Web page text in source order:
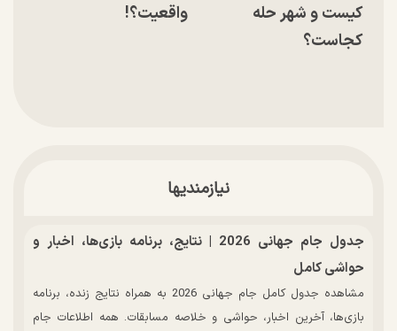
کیست و شهر حله
کجاست؟
واقعیت؟!
نیازمندیها
جدول جام جهانی 2026 | نتایج، برنامه بازی‌ها، اخبار و
حواشی کامل
مشاهده جدول کامل جام جهانی 2026 به همراه نتایج زنده، برنامه
بازی‌ها، آخرین اخبار، حواشی و خلاصه مسابقات. همه اطلاعات جام